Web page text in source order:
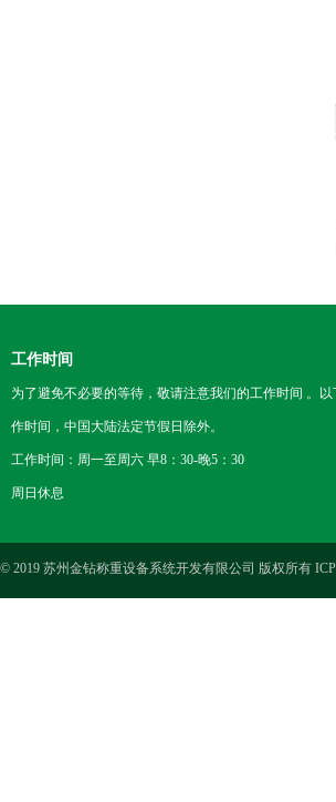
工作时间
为了避免不必要的等待，敬请注意我们的工作时间 。
作时间，中国大陆法定节假日除外。
工作时间：周一至周六 早8：30-晚5：30
周日休息
© 2019 苏州金钻称重设备系统开发有限公司 版权所有 ICP